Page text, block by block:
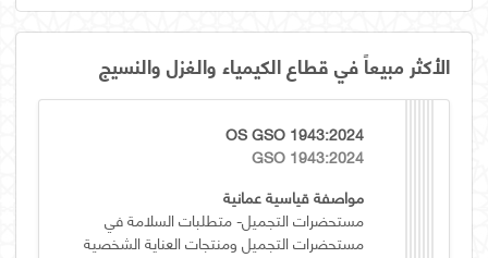
الأكثر مبيعاً في قطاع الكيمياء والغزل والنسيج
OS GSO 1943:2024
GSO 1943:2024
مواصفة قياسية عمانية
مستحضرات التجميل- متطلبات السلامة في
مستحضرات التجميل ومنتجات العناية الشخصية